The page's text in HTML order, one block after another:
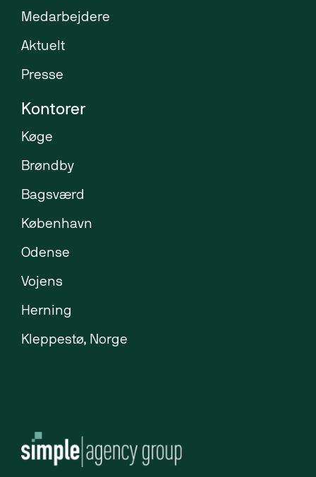
Medarbejdere
Aktuelt
Presse
Kontorer
Køge
Brøndby
Bagsværd
København
Odense
Vojens
Herning
Kleppestø, Norge